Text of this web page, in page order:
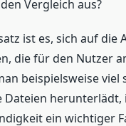
Vergleich aus?
ist es, sich auf die
die für den Nutzer
beispielsweise
Dateien herunterlädt,
ein wichtiger